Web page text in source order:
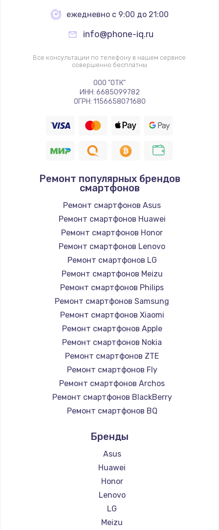
ежедневно с 9:00 до 21:00
info@phone-iq.ru
Все консультации по телефону в нашем сервисе
совершенно бесплатны
ООО "ОТК"
ИНН: 6685099782
ОГРН: 1156658071680
Ремонт популярных брендов
смартфонов
Ремонт смартфонов Asus
Ремонт смартфонов Huawei
Ремонт смартфонов Honor
Ремонт смартфонов Lenovo
Ремонт смартфонов LG
Ремонт смартфонов Meizu
Ремонт смартфонов Philips
Ремонт смартфонов Samsung
Ремонт смартфонов Xiaomi
Ремонт смартфонов Apple
Ремонт смартфонов Nokia
Ремонт смартфонов ZTE
Ремонт смартфонов Fly
Ремонт смартфонов Archos
Ремонт смартфонов BlackBerry
Ремонт смартфонов BQ
Ремонт смартфонов Digma
Ремонт смартфонов Ginzzu
Ремонт смартфонов Highscreen
Ремонт смартфонов Irbis
Ремонт смартфонов Kyocera
Ремонт смартфонов LeEco
Ремонт смартфонов OnePlus
Бренды
Asus
Huawei
Honor
Lenovo
LG
Meizu